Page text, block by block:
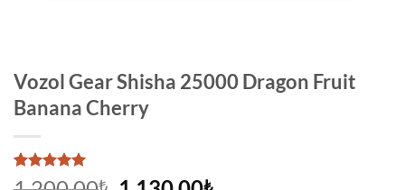
Vozol Gear Shisha 25000 Dragon Fruit
Banana Cherry
1
müşteri
₺ ₺